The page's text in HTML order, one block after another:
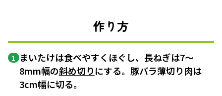
作り方
1 まいたけは食べやすくほぐし、長ねぎは7〜
8mm幅の斜め切りにする。豚バラ薄切り肉は
3cm幅に切る。